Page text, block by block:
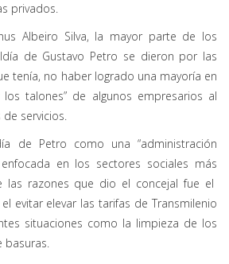
privados.
Albeiro Silva, la mayor parte de los
de Gustavo Petro se dieron por las
tenía, no haber logrado una mayoría en
talones” de algunos empresarios al
servicios.
de Petro como una “administración
en los sectores sociales más
las razones que dio el concejal fue el
evitar elevar las tarifas de Transmilenio
situaciones como la limpieza de los
basuras.